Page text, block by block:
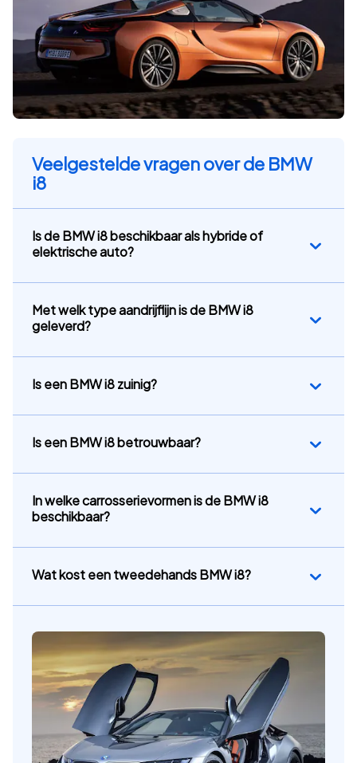
Veelgestelde vragen over de BMW
i8
Is de BMW i8 beschikbaar als hybride of
elektrische auto?
Met welk type aandrijflijn is de BMW i8
geleverd?
Is een BMW i8 zuinig?
Is een BMW i8 betrouwbaar?
In welke carrosserievormen is de BMW i8
beschikbaar?
Wat kost een tweedehands BMW i8?